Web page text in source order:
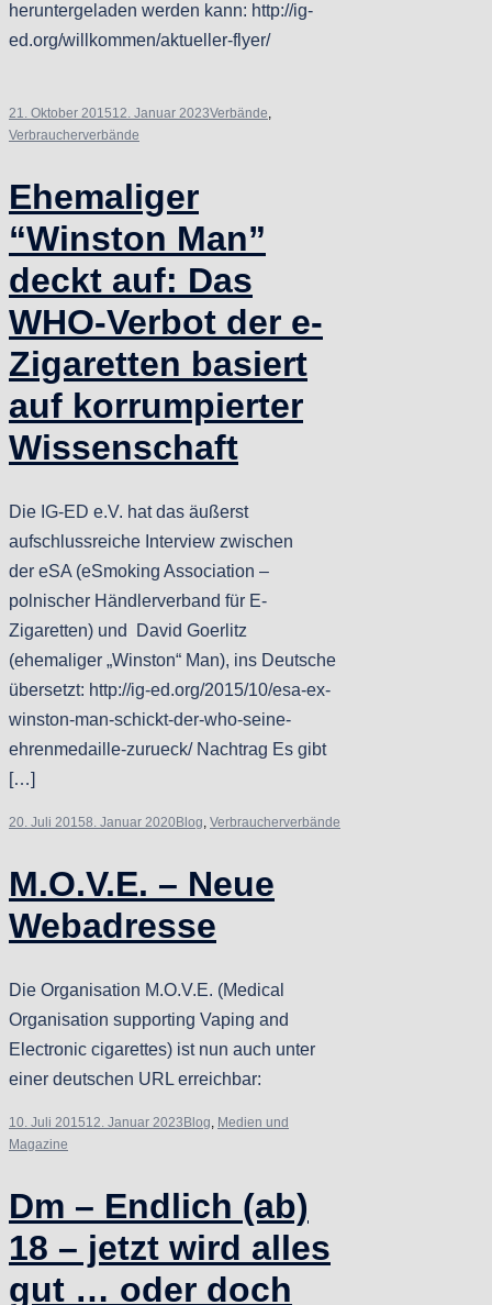
heruntergeladen werden kann: http://ig-
ed.org/willkommen/aktueller-flyer/
21. Oktober 201512. Januar 2023Verbände,
Verbraucherverbände
Ehemaliger
“Winston Man”
deckt auf: Das
WHO-Verbot der e-
Zigaretten basiert
auf korrumpierter
Wissenschaft
Die IG-ED e.V. hat das äußerst
aufschlussreiche Interview zwischen
der eSA (eSmoking Association –
polnischer Händlerverband für E-
Zigaretten) und David Goerlitz
(ehemaliger „Winston“ Man), ins Deutsche
übersetzt: http://ig-ed.org/2015/10/esa-ex-
winston-man-schickt-der-who-seine-
ehrenmedaille-zurueck/ Nachtrag Es gibt
[…]
20. Juli 20158. Januar 2020 Blog, Verbraucherverbände
M.O.V.E. – Neue
Webadresse
Die Organisation M.O.V.E. (Medical
Organisation supporting Vaping and
Electronic cigarettes) ist nun auch unter
einer deutschen URL erreichbar:
10. Juli 201512. Januar 2023 Blog, Medien und
Magazine
Dm – Endlich (ab)
18 – jetzt wird alles
gut … oder doch